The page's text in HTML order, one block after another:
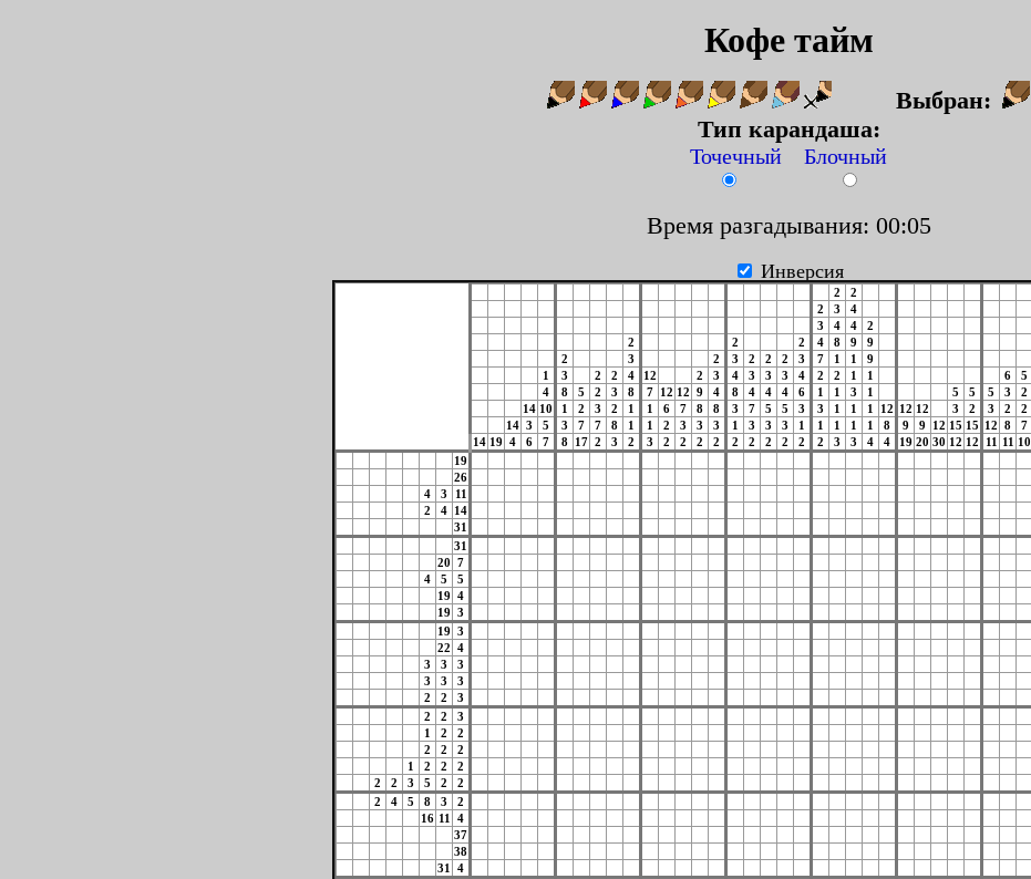
Кофе тайм
Выбран:
Тип карандаша:
Точечный Блочный
Время разгадывания: 00:06
Инверсия
2
2
2
3
4
3
4 4
2
2
2 2 4 8 9
9
2
3 2 3 2 2 2 3 7 1 1
9
1
3 2 2 4 12 2 3 4 3 3 3 4 2 2 1 1 6 5
4
8 5 2 3 8 7 12 12 9 4 8 4 4 4 6 1 1 3 1 5 5 5 3 2
14 10 1 2 3 2 1 1 6 7 8 8 3 7 5 5 3 3 1 1 1 12 12 12 3 2 3 2 2
14 3 5 3 7 7 8 1 1 2 3 3 3 1 3 3 3 1 1 1 1 1 8 9 9 12 15 15 12 8 7
14 19 4 6 7 8 17 2 3 2 3 2 2 2 2 2 2 2 2 2 2 3 3 4 4 19 20 30 12 12 11 11 10
19
26
4
3
11
2
4 14
31
31
20 7
4
5
5
19 4
19 3
19 3
22 4
3
3
3
3
3
3
2
2
3
2
2
3
1
2
2
2
2
2
1
2 2
2
2
2 3 5 2
2
2
4 5 8 3
2
16 11
4
37
38
31
4